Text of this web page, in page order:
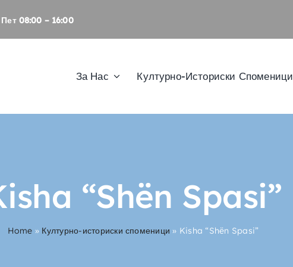
08:00 – 16:00
За Нас Културно-Историски Споменици
“Shën Spasi”
Home » Културно-историски споменици » Kisha “Shën Spasi”